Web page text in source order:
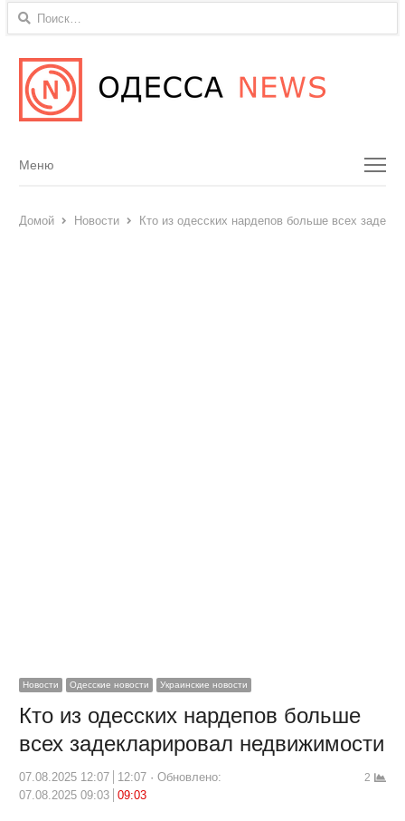
Найти:
Menu
Меню
Домой Новости Кто из одесских нардепов больше всех
Новости Одесские новости Украинские новости
Кто из одесских нардепов больше
всех задекларировал недвижимости
07.08.2025 12:07 12:07
Обновлено:
07.08.2025 09:03
09:03
2